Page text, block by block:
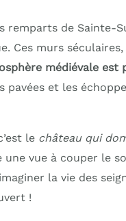
remparts de Sainte-
Ces murs
médiévale est
pavées et les
le château qui
vue à couper le
la vie des
!